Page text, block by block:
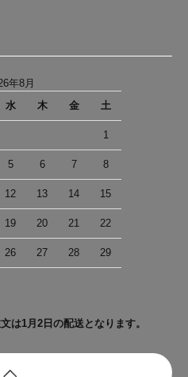
年8月
水 木 金 土
1
5 6 7 8
12 13 14 15
19 20 21 22
26 27 28 29
は1月2日の配送となります。